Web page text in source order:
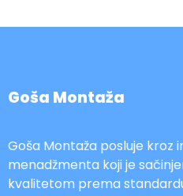
Goša Montaža
Goša Montaža posluje kroz
menadžmenta koji je
kvalitetom prema